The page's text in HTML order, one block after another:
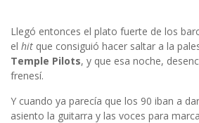
Llegó entonces el plato fuerte de los
el hit que consiguió hacer saltar a la
Temple Pilots, y que esa noche,
frenesí.
Y cuando ya parecía que los 90 iban a
asiento la guitarra y las voces para